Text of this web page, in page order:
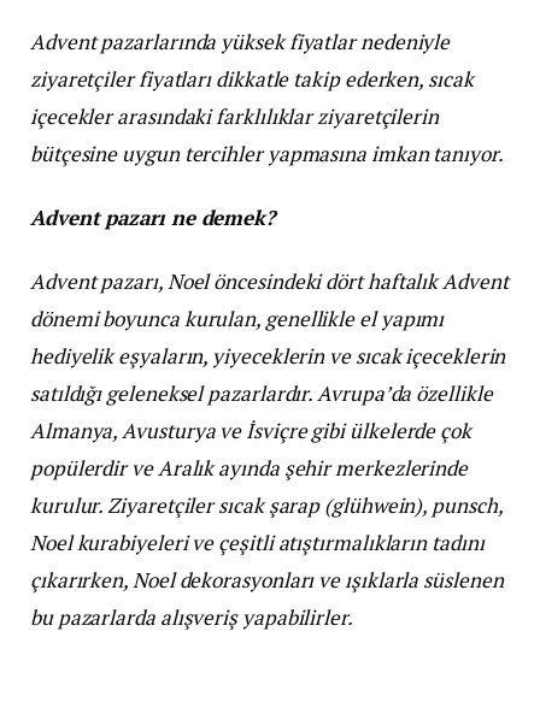
Advent pazarlarında yüksek fiyatlar nedeniyle
ziyaretçiler fiyatları dikkatle takip ederken, sıcak
içecekler arasındaki farklılıklar ziyaretçilerin
bütçesine uygun tercihler yapmasına imkan tanıyor.
Advent pazarı ne demek?
Advent pazarı, Noel öncesindeki dört haftalık Advent
dönemi boyunca kurulan, genellikle el yapımı
hediyelik eşyaların, yiyeceklerin ve sıcak içeceklerin
satıldığı geleneksel pazarlardır. Avrupa’da özellikle
Almanya, Avusturya ve İsviçre gibi ülkelerde çok
popülerdir ve Aralık ayında şehir merkezlerinde
kurulur. Ziyaretçiler sıcak şarap (glühwein), punsch,
Noel kurabiyeleri ve çeşitli atıştırmalıkların tadını
çıkarırken, Noel dekorasyonları ve ışıklarla süslenen
bu pazarlarda alışveriş yapabilirler.